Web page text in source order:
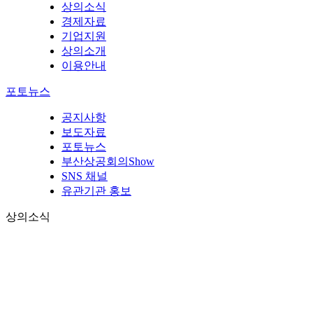
상의소식
경제자료
기업지원
상의소개
이용안내
포토뉴스
공지사항
보도자료
포토뉴스
부산상공회의Show
SNS 채널
유관기관 홍보
상의소식